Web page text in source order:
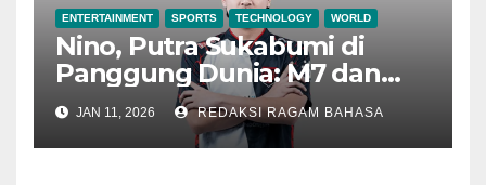
ENTERTAINMENT SPORTS TECHNOLOGY WORLD
Nino, Putra Sukabumi di
Panggung Dunia: M7 dan
Janji yang Akhirnya Ditagih
JAN 11, 2026 REDAKSI RAGAM BAHASA